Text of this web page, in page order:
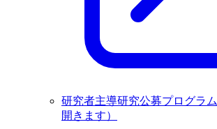
研究者主導研究公募プログラム
開きます）